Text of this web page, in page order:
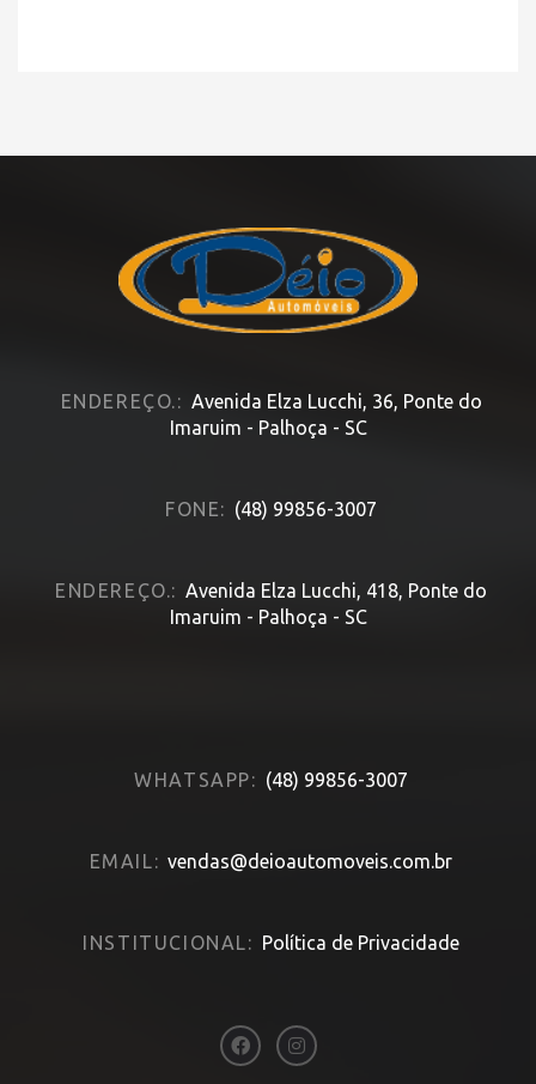
ENDEREÇO.: Avenida Elza Lucchi, 36, Ponte do
Imaruim - Palhoça - SC
FONE: (48) 99856-3007
ENDEREÇO.: Avenida Elza Lucchi, 418, Ponte do
Imaruim - Palhoça - SC
WHATSAPP: (48) 99856-3007
EMAIL: vendas@deioautomoveis.com.br
INSTITUCIONAL: Política de Privacidade